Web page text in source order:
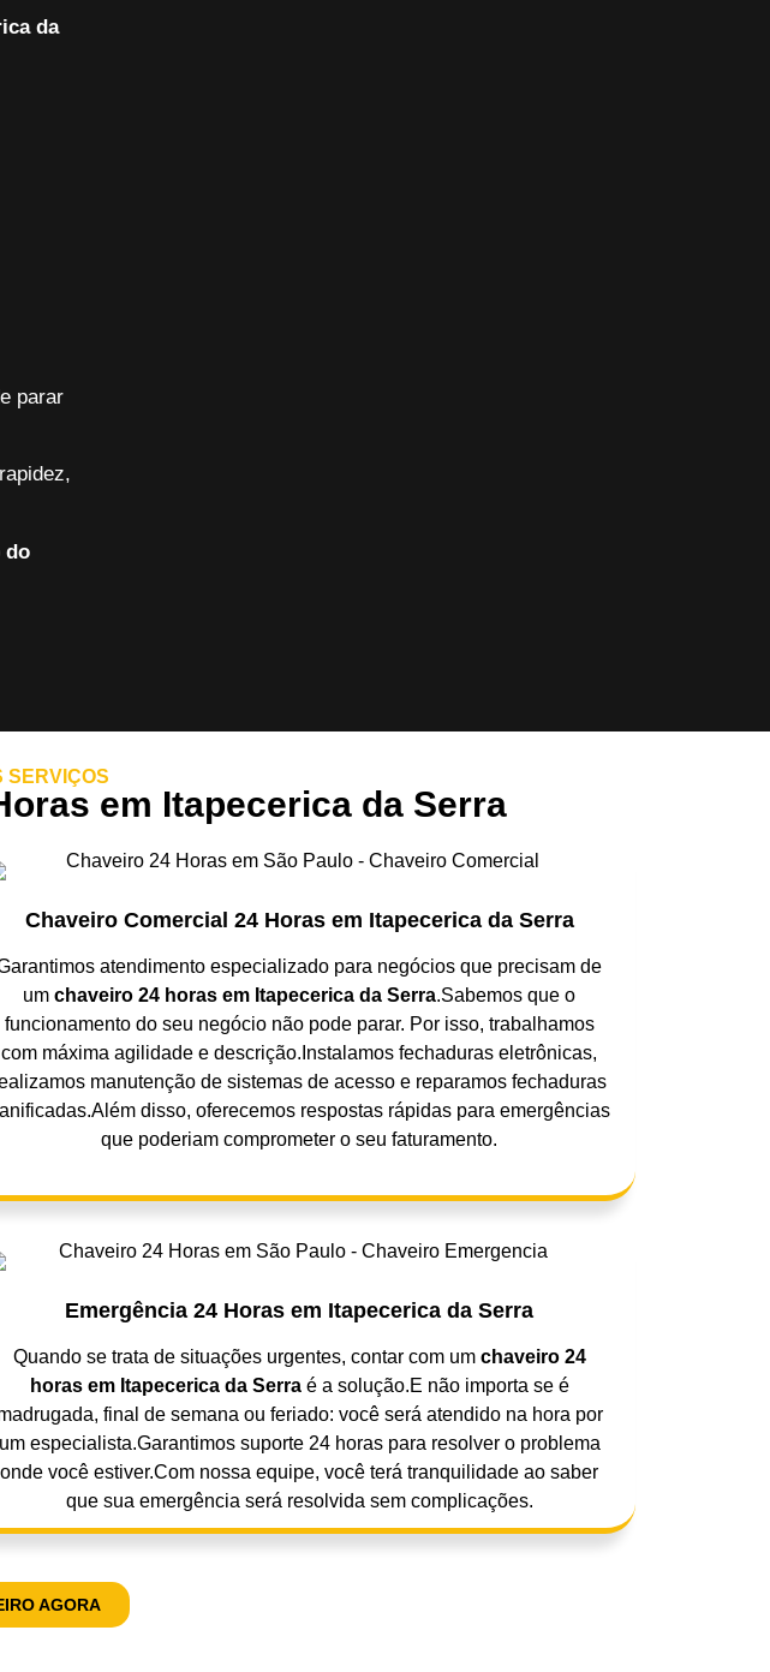
da
parar
do
SERVIÇOS
em Itapecerica da Serra
Chaveiro Comercial 24 Horas em Itapecerica da Serra
atendimento especializado para negócios que precisam de
um chaveiro 24 horas em Itapecerica da Serra.Sabemos que o
funcionamento do seu negócio não pode parar. Por isso, trabalhamos
com máxima agilidade e descrição.Instalamos fechaduras eletrônicas,
manutenção de sistemas de acesso e reparamos fechaduras
disso, oferecemos respostas rápidas para emergências
que poderiam comprometer o seu faturamento.
Emergência 24 Horas em Itapecerica da Serra
Quando se trata de situações urgentes, contar com um chaveiro 24
horas em Itapecerica da Serraé a solução.E não importa se é
final de semana ou feriado: você será atendido na hora por
um especialista.Garantimos suporte 24 horas para resolver o problema
onde você estiver.Com nossa equipe, você terá tranquilidade ao saber
que sua emergência será resolvida sem complicações.
AGORA